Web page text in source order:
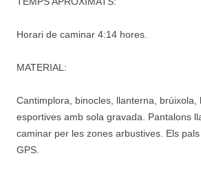
Horari de caminar 4:14 hores.
MATERIAL:
Cantimplora, binocles, llanterna, brúixola,
esportives amb sola gravada. Pantalons
caminar per les zones arbustives. Els
GPS.